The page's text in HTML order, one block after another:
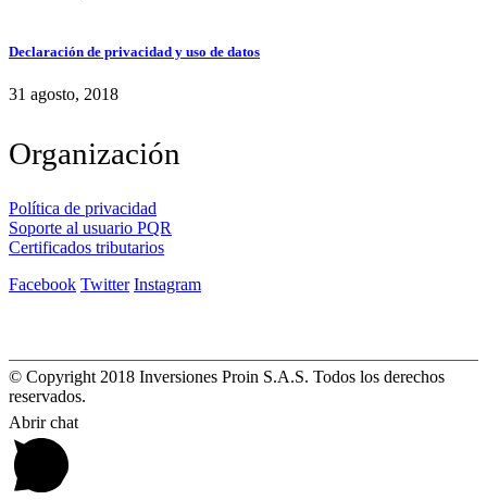
Declaración de privacidad y uso de datos
31 agosto, 2018
Organización
Política de privacidad
Soporte al usuario PQR
Certificados tributarios
Facebook Twitter Instagram
© Copyright 2018 Inversiones Proin S.A.S. Todos los derechos
reservados.
Abrir chat